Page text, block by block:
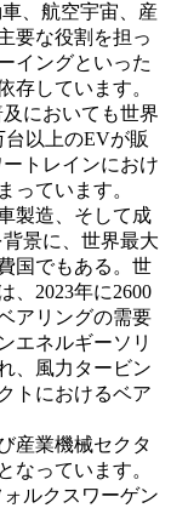
、航空宇宙、産
要な役割を担っ
イングといった
存しています。
においても世界
台以上のEVが販
トレインにおけ
っています。
製造、そして成
景に、世界最大
国でもある。世
、2023年に2600
アリングの需要
エネルギーソリ
、風力タービン
トにおけるベア
産業機械セクタ
なっています。
ルクスワーゲン